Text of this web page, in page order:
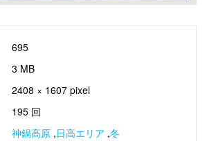
695
3 MB
2408 × 1607 pixel
195 回
神鍋高原 ,日高エリア ,冬